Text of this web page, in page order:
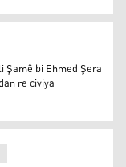
ji herêma
Fidan re
Şamê bi Ehmed Şera
re civiya